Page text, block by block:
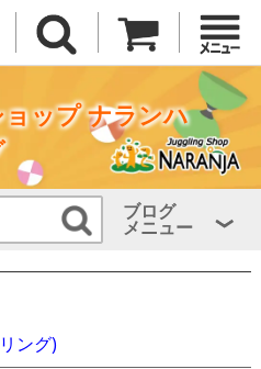
ップ ナランハ
ブログ
メニュー
ング)